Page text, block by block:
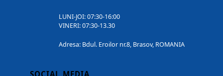
LUNI-JOI: 07:30-16:00
VINERI: 07:30-13.30
Adresa: Bdul. Eroilor nr.8, Brasov, ROMANIA
SOCIAL MEDIA